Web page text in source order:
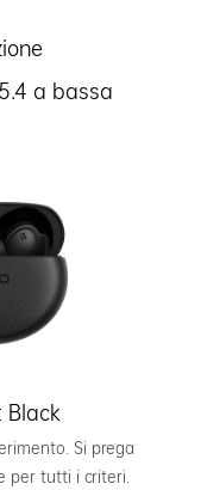
a bassa
Black
Si prega
per tutti i criteri.